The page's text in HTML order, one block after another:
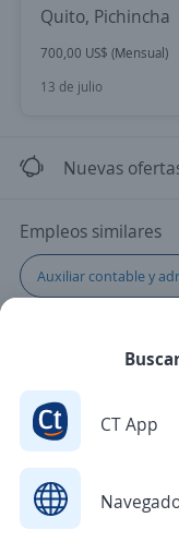
Quito, Pichincha
700,00 US$ (Mensual)
13 de julio
Nuevas
Empleos similares
Auxiliar contable y
CT App